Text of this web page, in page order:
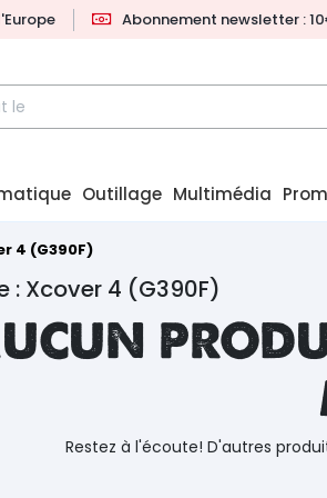
Abonnement newsletter :
Outillage Multimédia
4 (G390F)
: Xcover 4 (G390F)
Restez à l'écoute! D'autres